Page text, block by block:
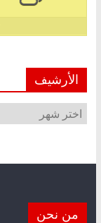
الأرشيف
الأرشيف
من نحن